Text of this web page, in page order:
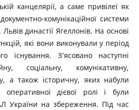
канцелярії, а саме привілеї як
комунікаційної системи
династії Ягеллонів. На основі
які вони виконували у період
існування. З’ясовано наступні
соціальну, комунікативну,
а також історичну, яких набули
оперативної дієвої ролі і були
України на збереження. Під час